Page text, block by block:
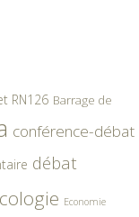
RN126 Barrage de
conférence-débat
débat
Economie